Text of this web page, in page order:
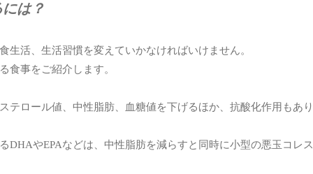
は？
生活、生活習慣を変えていかなければいけません。
食事をご紹介します。
テロール値、中性脂肪、血糖値を下げるほか、抗酸化作用もあ
DHAやEPAなどは、中性脂肪を減らすと同時に小型の悪玉コレ